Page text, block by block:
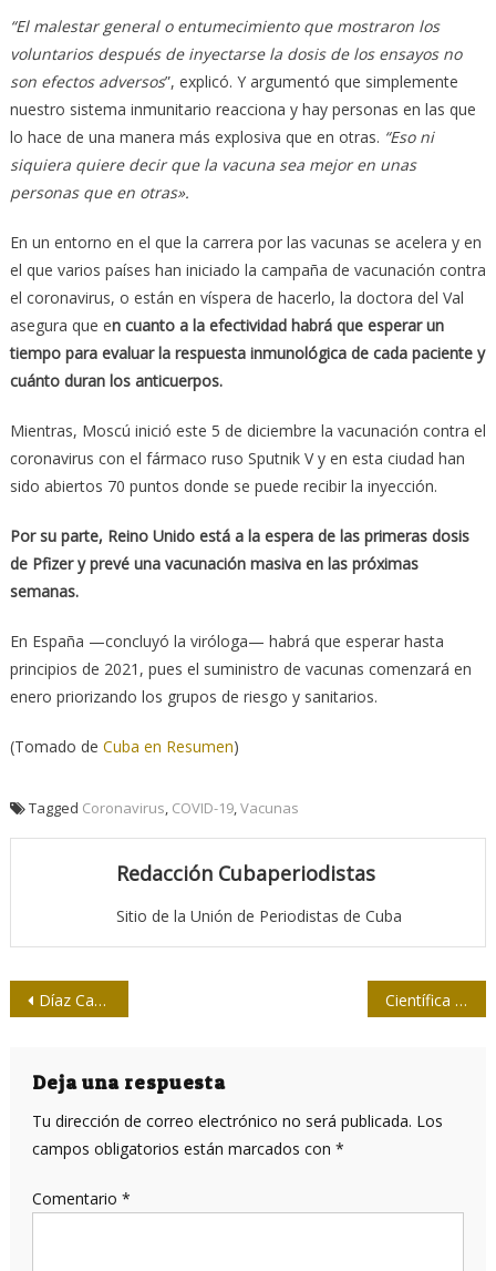
“El malestar general o entumecimiento que mostraron los
voluntarios después de inyectarse la dosis de los ensayos no
son efectos adversos”, explicó. Y argumentó que simplemente
nuestro sistema inmunitario reacciona y hay personas en las que
lo hace de una manera más explosiva que en otras. “Eso ni
siquiera quiere decir que la vacuna sea mejor en unas
personas que en otras».
En un entorno en el que la carrera por las vacunas se acelera y en
el que varios países han iniciado la campaña de vacunación contra
el coronavirus, o están en víspera de hacerlo, la doctora del Val
asegura que en cuanto a la efectividad habrá que esperar un
tiempo para evaluar la respuesta inmunológica de cada paciente y
cuánto duran los anticuerpos.
Mientras, Moscú inició este 5 de diciembre la vacunación contra el
coronavirus con el fármaco ruso Sputnik V y en esta ciudad han
sido abiertos 70 puntos donde se puede recibir la inyección.
Por su parte, Reino Unido está a la espera de las primeras dosis
de Pfizer y prevé una vacunación masiva en las próximas
semanas.
En España —concluyó la viróloga— habrá que esperar hasta
principios de 2021, pues el suministro de vacunas comenzará en
enero priorizando los grupos de riesgo y sanitarios.
(Tomado de Cuba en Resumen)
Tagged Coronavirus COVID-19, Vacunas
Redacción Cubaperiodistas
Sitio de la Unión de Periodistas de Cuba
Navegación
entradas
Díaz Canel comparte en Twitter declaración de la UPEC Científica de Wuhan propone que nuevos coronavirus también deben buscarse más allá de China
Deja una respuesta
Tu dirección de correo electrónico no será publicada. Los
campos obligatorios están marcados con *
Comentario *